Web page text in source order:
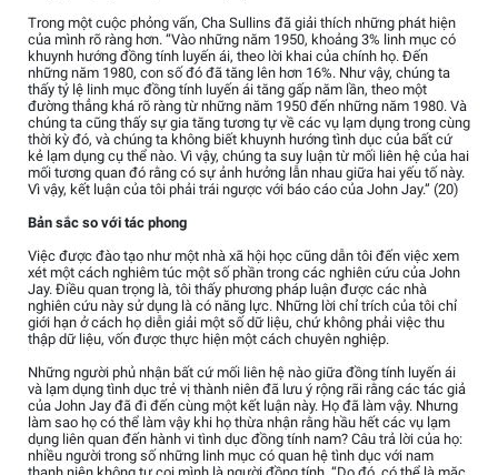
Trong một cuộc phỏng vấn, Cha Sullins đã giải thích những phát hiện
của mình rõ ràng hơn. “Vào những năm 1950, khoảng 3% linh mục có
khuynh hướng đồng tính luyến ái, theo lời khai của chính họ. Đến
những năm 1980, con số đó đã tăng lên hơn 16%. Như vậy, chúng ta
thấy tỷ lệ linh mục đồng tính luyến ái tăng gấp năm lần, theo một
đường thẳng khá rõ ràng từ những năm 1950 đến những năm 1980. Và
chúng ta cũng thấy sự gia tăng tương tự về các vụ lạm dụng trong cùng
thời kỳ đó, và chúng ta không biết khuynh hướng tình dục của bất cứ
kẻ lạm dụng cụ thể nào. Vì vậy, chúng ta suy luận từ mối liên hệ của hai
mối tương quan đó rằng có sự ảnh hưởng lẫn nhau giữa hai yếu tố này.
Vì vậy, kết luận của tôi phải trái ngược với báo cáo của John Jay.” (20)
Bản sắc so với tác phong
Việc được đào tạo như một nhà xã hội học cũng dẫn tôi đến việc xem
xét một cách nghiêm túc một số phần trong các nghiên cứu của John
Jay. Điều quan trọng là, tôi thấy phương pháp luận được các nhà
nghiên cứu này sử dụng là có năng lực. Những lời chỉ trích của tôi chỉ
giới hạn ở cách họ diễn giải một số dữ liệu, chứ không phải việc thu
thập dữ liệu, vốn được thực hiện một cách chuyên nghiệp.
Những người phủ nhận bất cứ mối liên hệ nào giữa đồng tính luyến ái
và lạm dụng tình dục trẻ vị thành niên đã lưu ý rộng rãi rằng các tác giả
của John Jay đã đi đến cùng một kết luận này. Họ đã làm vậy. Nhưng
làm sao họ có thể làm vậy khi họ thừa nhận rằng hầu hết các vụ lạm
dụng liên quan đến hành vi tình dục đồng tính nam? Câu trả lời của họ:
nhiều người trong số những linh mục có quan hệ tình dục với nam